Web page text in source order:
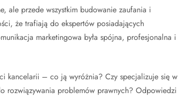
ale przede wszystkim budowanie zaufania i
że trafiają do ekspertów posiadających
marketingowa była spójna, profesjonalna i
kancelarii – co ją wyróżnia? Czy specjalizuje się w
rozwiązywania problemów prawnych? Odpowiedzi